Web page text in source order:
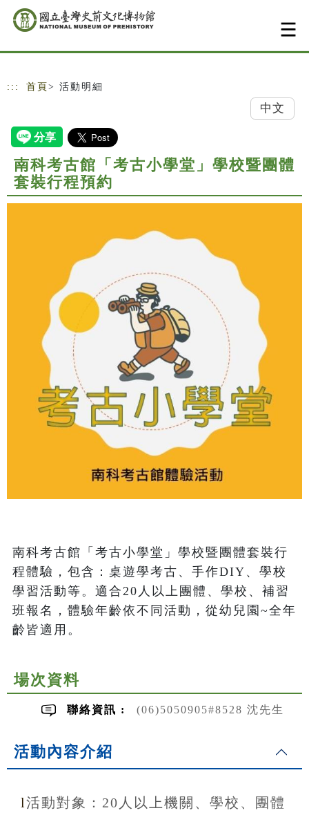
跳到主要內容
網站導覽
::: 首頁 > 活動明細
中文
南科考古館「考古小學堂」學校暨團體
套裝行程預約
南科考古館「考古小學堂」學校暨團體套裝行
程體驗，包含：桌遊學考古、手作DIY、學校
學習活動等。適合20人以上團體、學校、補習
班報名，體驗年齡依不同活動，從幼兒園~全年
齡皆適用。
場次資料
聯絡資訊 : (06)5050905#8528 沈先生
活動內容介紹
l活動對象：20 人以上機關、學校、團體